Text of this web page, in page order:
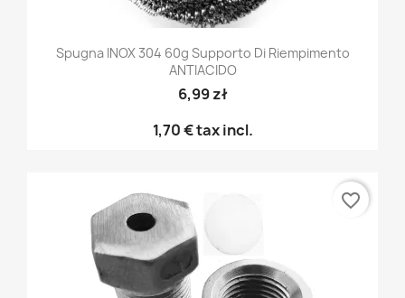
Spugna INOX 304 60g Supporto Di Riempimento
ANTIACIDO
6,99 zł
1,70 €tax incl.
favorite_border